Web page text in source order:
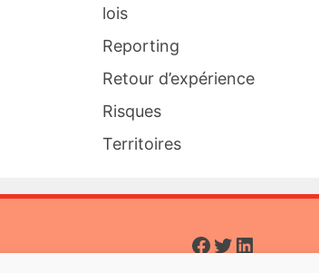
lois
Reporting
Retour d’expérience
Risques
Territoires
nous ?
Facebook
Twitter
LinkedIn